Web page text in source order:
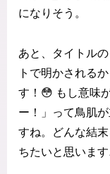
になりそう。
あと、タイトル
トで明かされる
す！😳 もし意味
ー！」って鳥肌
すね。どんな結
ちたいと思います